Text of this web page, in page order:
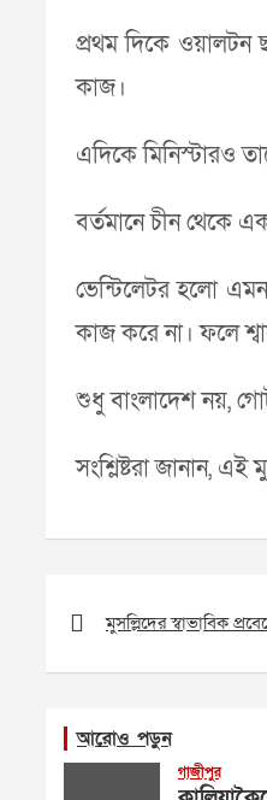
প্রথম দিকে ওয়ালটন
কাজ।
এদিকে মিনিস্টারও
বর্তমানে চীন থেকে
ভেন্টিলেটর হলো এমন
কাজ করে না। ফলে
শুধু বাংলাদেশ নয়,
সংশ্লিষ্টরা জানান,
navigation
মুসল্লিদের স্বাভাবিক
আরোও পড়ুন
গাজীপুর